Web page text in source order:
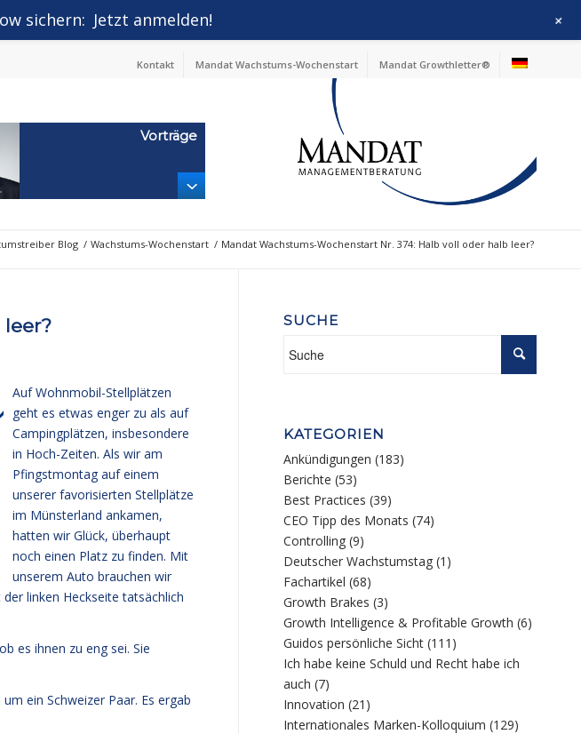
Kontakt Mandat Wachstums-Wochenstart Mandat Growthletter®
Vorträge
Blog / Wachstums-Wochenstart / Mandat Wachstums-Wochenstart Nr. 374: Halb voll oder halb leer?
leer?
Auf Wohnmobil-Stellplätzen
geht es etwas enger zu als auf
Campingplätzen, insbesondere
in Hoch-Zeiten. Als wir am
Pfingstmontag auf einem
unserer favorisierten Stellplätze
im Münsterland ankamen,
hatten wir Glück, überhaupt
noch einen Platz zu finden. Mit
unserem Auto brauchen wir
linken Heckseite tatsächlich
es ihnen zu eng sei. Sie
ein Schweizer Paar. Es ergab
SUCHE
KATEGORIEN
Ankündigungen (183)
Berichte (53)
Best Practices (39)
CEO Tipp des Monats (74)
Controlling (9)
Deutscher Wachstumstag (1)
Fachartikel (68)
Growth Brakes (3)
Growth Intelligence & Profitable Growth (6)
Guidos persönliche Sicht (111)
Ich habe keine Schuld und Recht habe ich
auch (7)
Innovation (21)
Internationales Marken-Kolloquium (129)
sichern: Jetzt anmelden! +